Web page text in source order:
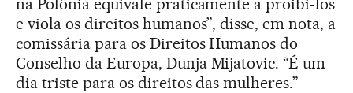
na Polônia equivale praticamente a proibi-los
e viola os direitos humanos”, disse, em nota, a
comissária para os Direitos Humanos do
Conselho da Europa, Dunja Mijatovic. “É um
dia triste para os direitos das mulheres.”